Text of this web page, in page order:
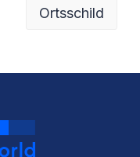
Ortsschild